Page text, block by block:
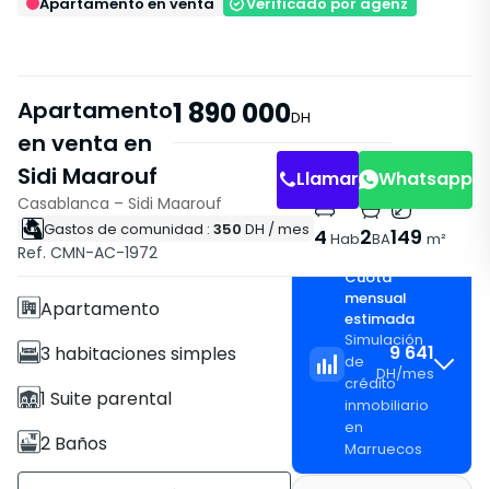
Apartamento
en venta en
Sidi Maarouf
1 890 000DH
Casablanca – Sidi Maarouf
Gastos de comunidad : 350 DH / mes
Ref. CMN-AC-1972
4 Hab2BA149 m²
Llamar Whatsapp
Características
Con Ascensor
Apartamento
3 habitaciones simples
1 Suite parental
2 Baños
Cuota
mensual
estimada
Simulación
de
crédito
inmobiliario
en
Marruecos
9 641
DH/mes